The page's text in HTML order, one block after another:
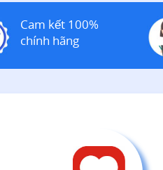
Cam kết 100%
chính hãng